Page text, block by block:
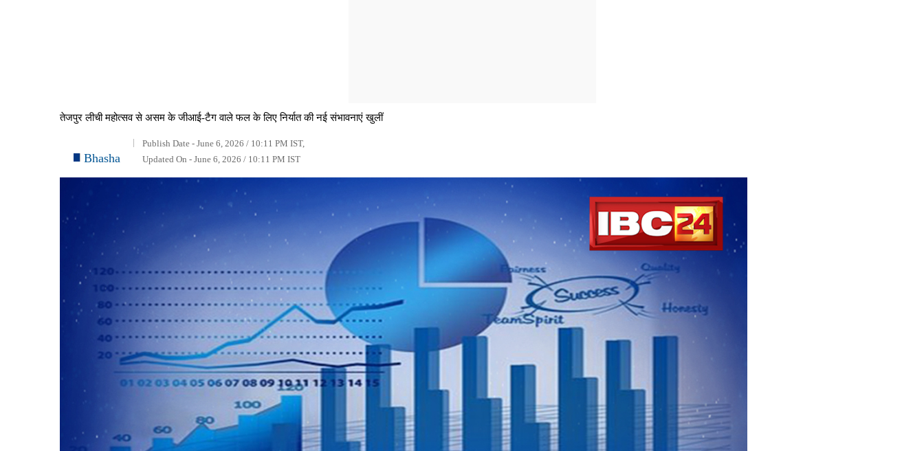
तेजपुर लीची महोत्सव से असम के जीआई-टैग वाले फल के लिए निर्यात की नई संभावनाएं खुलीं
Bhasha
Publish Date - June 6, 2026 / 10:11 PM IST,
Updated On - June 6, 2026 / 10:11 PM IST